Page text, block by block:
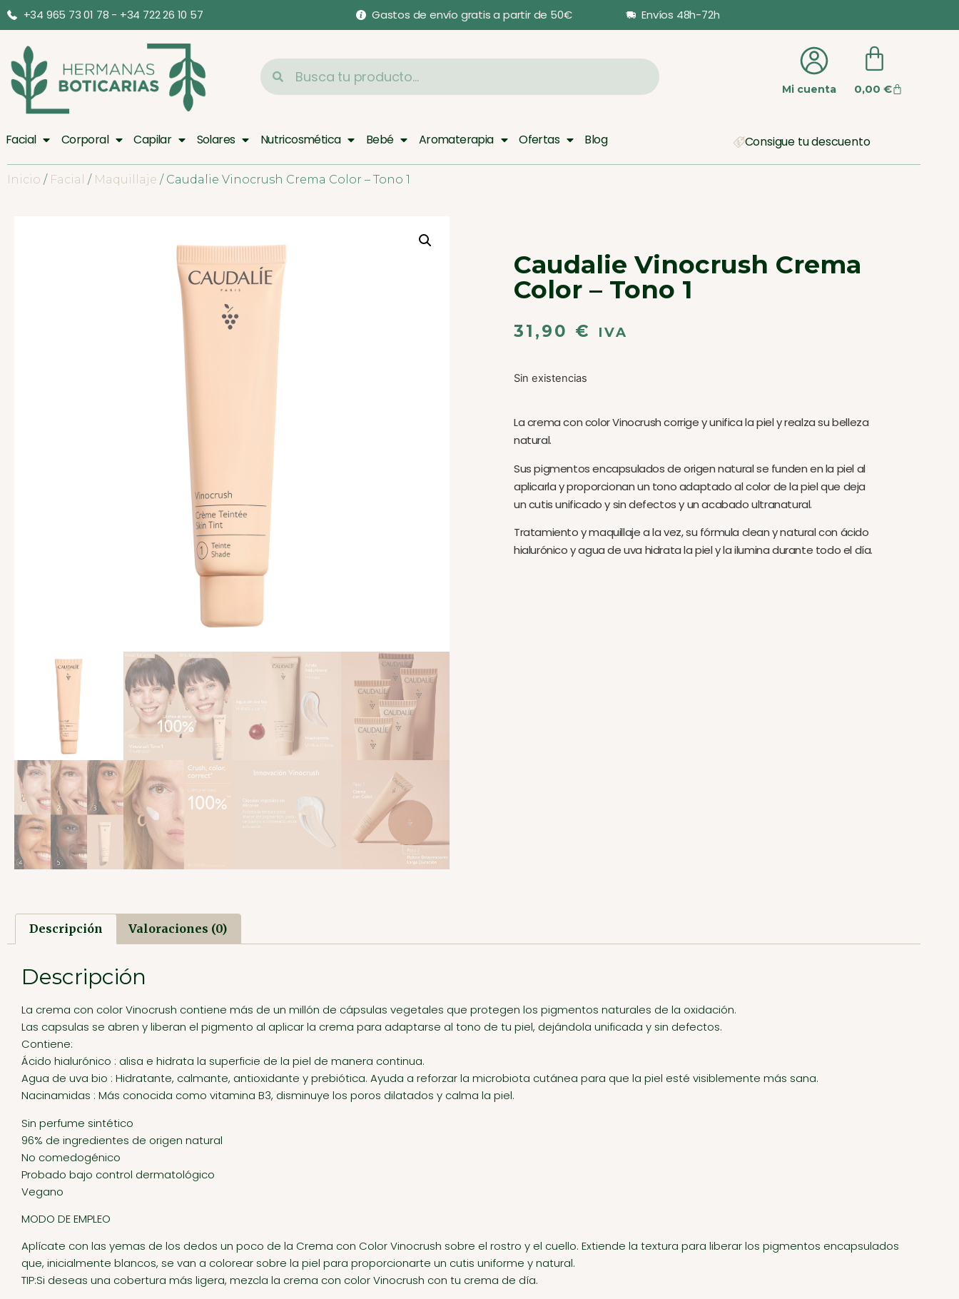
+34 965 73 01 78 - +34 722 26 10 57 Gastos de envío gratis a partir de 50€ Envíos 48h-72h
Mi cuenta 0,00 €
Facial Corporal Capilar Solares Nutricosmética Bebé Aromaterapia Ofertas Blog Consigue tu descuento
Inicio / Facial / Maquillaje / Caudalie Vinocrush Crema Color – Tono 1
Caudalie Vinocrush Crema
Color – Tono 1
31,90 € IVA
Sin existencias
La crema con color Vinocrush corrige y unifica la piel y realza su belleza
natural.
Sus pigmentos encapsulados de origen natural se funden en la piel al
aplicarla y proporcionan un tono adaptado al color de la piel que deja
un cutis unificado y sin defectos y un acabado ultranatural.
Tratamiento y maquillaje a la vez, su fórmula clean y natural con ácido
hialurónico y agua de uva hidrata la piel y la ilumina durante todo el día.
Descripción Valoraciones (0)
Descripción
La crema con color Vinocrush contiene más de un millón de cápsulas vegetales que protegen los pigmentos naturales de la oxidación.
Las capsulas se abren y liberan el pigmento al aplicar la crema para adaptarse al tono de tu piel, dejándola unificada y sin defectos.
Contiene:
Ácido hialurónico : alisa e hidrata la superficie de la piel de manera continua.
Agua de uva bio : Hidratante, calmante, antioxidante y prebiótica. Ayuda a reforzar la microbiota cutánea para que la piel esté visiblemente más sana.
Nacinamidas : Más conocida como vitamina B3, disminuye los poros dilatados y calma la piel.
Sin perfume sintético
96% de ingredientes de origen natural
No comedogénico
Probado bajo control dermatológico
Vegano
MODO DE EMPLEO
Aplícate con las yemas de los dedos un poco de la Crema con Color Vinocrush sobre el rostro y el cuello. Extiende la textura para liberar los pigmentos encapsulados
que, inicialmente blancos, se van a colorear sobre la piel para proporcionarte un cutis uniforme y natural.
TIP:Si deseas una cobertura más ligera, mezcla la crema con color Vinocrush con tu crema de día.